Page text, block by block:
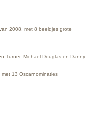
2008, met 8 beeldjes grote
Turner, Michael Douglas en Danny
13 Oscarnominaties